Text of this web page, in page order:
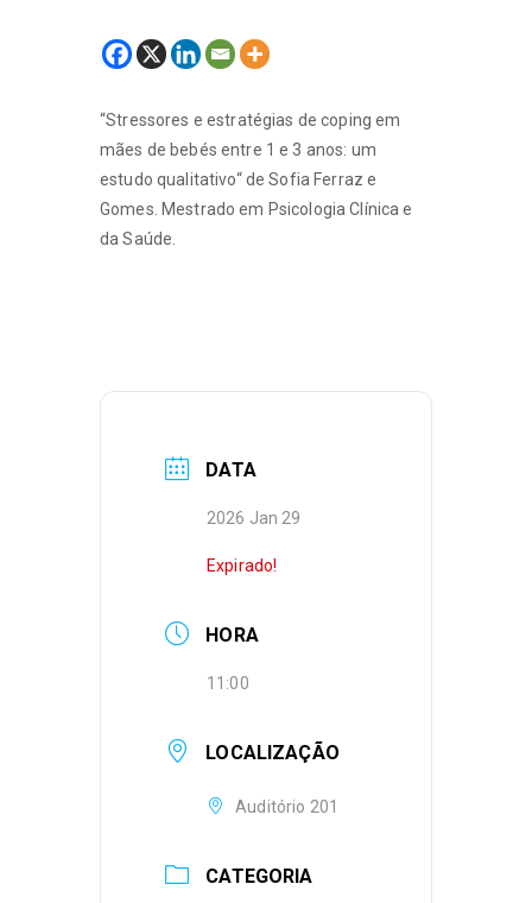
“Stressores e estratégias de coping em
mães de bebés entre 1 e 3 anos: um
estudo qualitativo“ de Sofia Ferraz e
Gomes. Mestrado em Psicologia Clínica e
da Saúde.
DATA
2026 Jan 29
Expirado!
HORA
11:00
LOCALIZAÇÃO
Auditório 201
CATEGORIA